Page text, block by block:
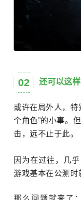
02 还可以这样
或许在局外人，特
个角色”的小事。
击，远不止于此。
因为在过往，几
游戏基本在公测时
那么问题就来了